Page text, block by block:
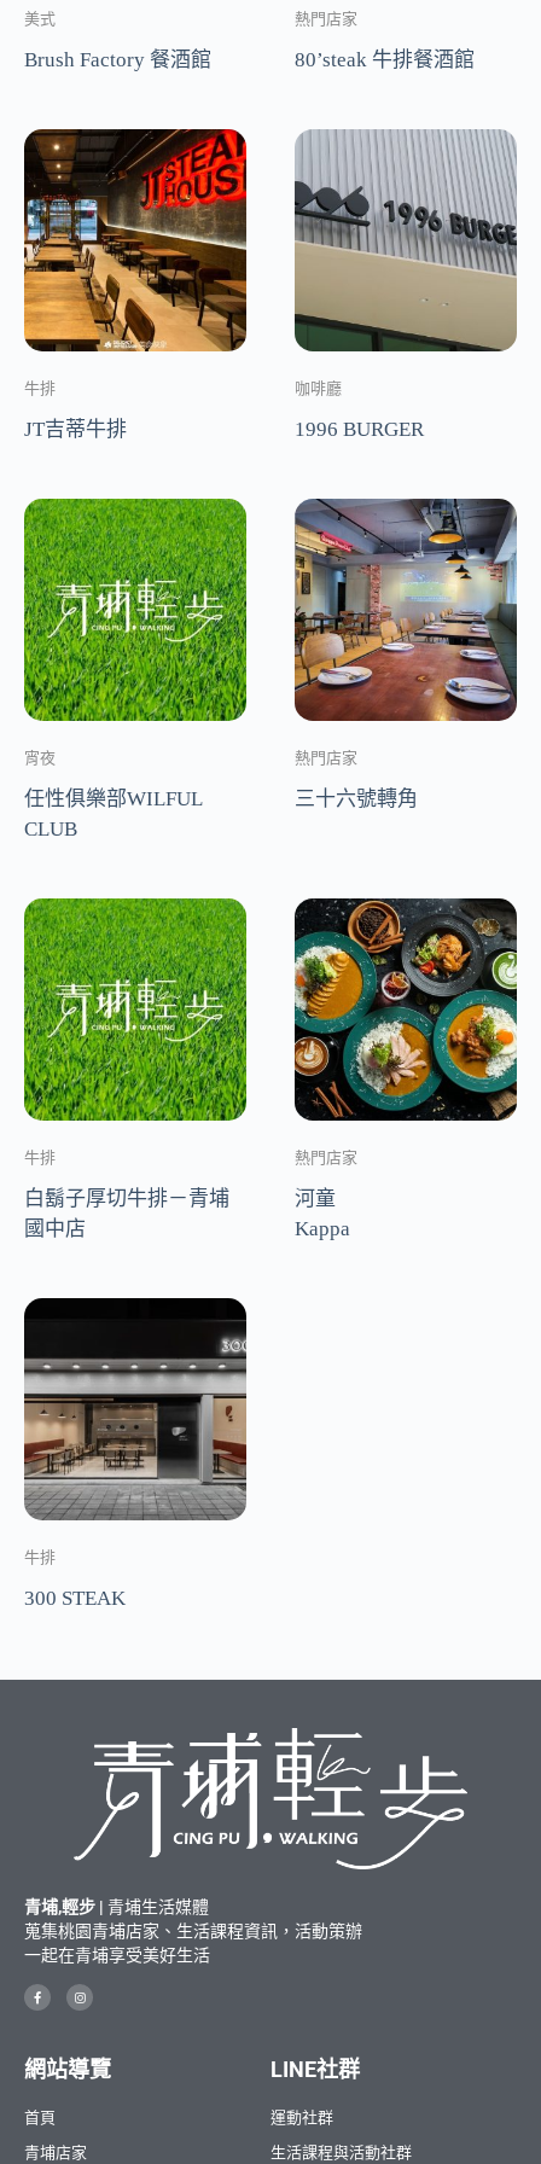
美式
Brush Factory 餐酒館
熱門店家
80’steak 牛排餐酒館
牛排
JT吉蒂牛排
咖啡廳
1996 BURGER
宵夜
任性俱樂部WILFUL
CLUB
熱門店家
三十六號轉角
牛排
白鬍子厚切牛排－青埔
國中店
熱門店家
河童
Kappa
牛排
300 STEAK
青埔,輕步 | 青埔生活媒體
蒐集桃園青埔店家、生活課程資訊，活動策辦
一起在青埔享受美好生活
網站導覽
首頁
青埔店家
LINE社群
運動社群
生活課程與活動社群